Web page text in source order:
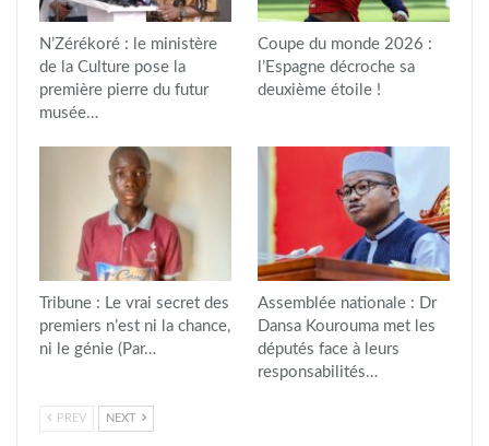
N’Zérékoré : le ministère
de la Culture pose la
première pierre du futur
musée…
Coupe du monde 2026 :
l’Espagne décroche sa
deuxième étoile !
Tribune : Le vrai secret des
premiers n’est ni la chance,
ni le génie (Par…
Assemblée nationale : Dr
Dansa Kourouma met les
députés face à leurs
responsabilités…
PREV NEXT